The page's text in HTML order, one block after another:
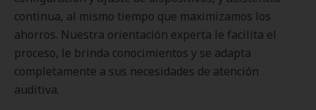
continua, al mismo tiempo que maximizamos los
ahorros. Nuestra orientación experta le facilita el
proceso, le brinda conocimientos y se adapta
completamente a sus necesidades de atención
auditiva.